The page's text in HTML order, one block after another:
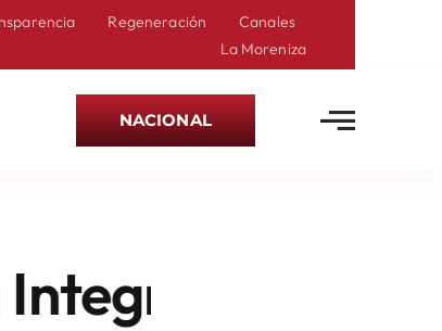
Regeneración
Canales
La Moreniza
NACIONAL
En 50%